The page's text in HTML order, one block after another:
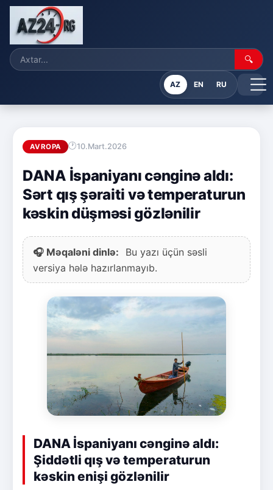
🔍
AZ EN RU
AVROPA 10.Mart.2026
DANA İspaniyanı cənginə aldı:
Sərt qış şəraiti və temperaturun
kəskin düşməsi gözlənilir
🎧 Məqaləni dinlə:
Bu yazı üçün səsli
versiya hələ hazırlanmayıb.
DANA İspaniyanı cənginə aldı:
Şiddətli qış və temperaturun
kəskin enişi gözlənilir